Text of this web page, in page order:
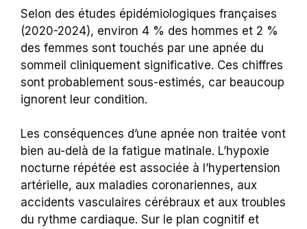
Selon des études épidémiologiques françaises
(2020-2024), environ 4 % des hommes et 2 %
des femmes sont touchés par une apnée du
sommeil cliniquement significative. Ces chiffres
sont probablement sous-estimés, car beaucoup
ignorent leur condition.
Les conséquences d’une apnée non traitée vont
bien au-delà de la fatigue matinale. L’hypoxie
nocturne répétée est associée à l’hypertension
artérielle, aux maladies coronariennes, aux
accidents vasculaires cérébraux et aux troubles
du rythme cardiaque. Sur le plan cognitif et